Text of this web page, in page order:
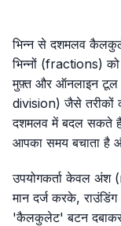
भिन्न से दशमलव
भिन्नों (fractions)
मुफ़्त और ऑनलाइन टूल
division) जैसे तरीकों
दशमलव में बदल सकते
आपका समय बचाता है
उपयोगकर्ता केवल
मान दर्ज करके,
'कैलकुलेट' बटन दबाकर